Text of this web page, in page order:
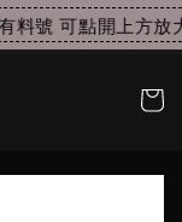
料號 可點開上方放